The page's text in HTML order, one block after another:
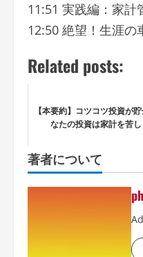
11:51 実践編：家計
12:50 絶望！生涯
Related posts:
【本要約】コツコツ投資が
なたの投資は家計を苦
著者について